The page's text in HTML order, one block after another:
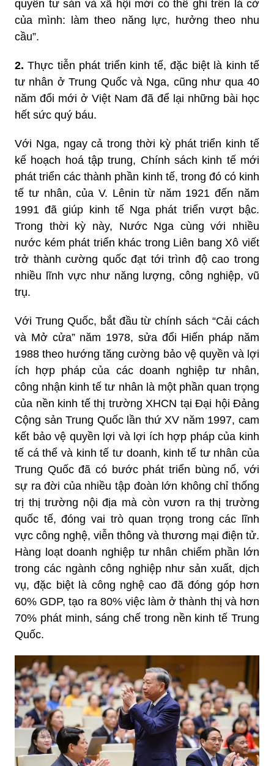
quyền tư sản và xã hội mới có thể ghi trên lá cờ
của mình: làm theo năng lực, hưởng theo nhu
cầu”.
2.Thực tiễn phát triển kinh tế, đặc biệt là kinh tế
tư nhân ở Trung Quốc và Nga, cũng như qua 40
năm đổi mới ở Việt Nam đã để lại những bài học
hết sức quý báu.
Với Nga, ngay cả trong thời kỳ phát triển kinh tế
kế hoạch hoá tập trung, Chính sách kinh tế mới
phát triển các thành phần kinh tế, trong đó có kinh
tế tư nhân, của V. Lênin từ năm 1921 đến năm
1991 đã giúp kinh tế Nga phát triển vượt bậc.
Trong thời kỳ này, Nước Nga cùng với nhiều
nước kém phát triển khác trong Liên bang Xô viết
trở thành cường quốc đạt tới trình độ cao trong
nhiều lĩnh vực như năng lượng, công nghiệp, vũ
trụ.
Với Trung Quốc, bắt đầu từ chính sách “Cải cách
và Mở cửa” năm 1978, sửa đổi Hiến pháp năm
1988 theo hướng tăng cường bảo vệ quyền và lợi
ích hợp pháp của các doanh nghiệp tư nhân,
công nhận kinh tế tư nhân là một phần quan trọng
của nền kinh tế thị trường XHCN tại Đại hội Đảng
Cộng sản Trung Quốc lần thứ XV năm 1997, cam
kết bảo vệ quyền lợi và lợi ích hợp pháp của kinh
tế cá thể và kinh tế tư doanh, kinh tế tư nhân của
Trung Quốc đã có bước phát triển bùng nổ, với
sự ra đời của nhiều tập đoàn lớn không chỉ thống
trị thị trường nội địa mà còn vươn ra thị trường
quốc tế, đóng vai trò quan trọng trong các lĩnh
vực công nghệ, viễn thông và thương mại điện tử.
Hàng loạt doanh nghiệp tư nhân chiếm phần lớn
trong các ngành công nghiệp như sản xuất, dịch
vụ, đặc biệt là công nghệ cao đã đóng góp hơn
60% GDP, tạo ra 80% việc làm ở thành thị và hơn
70% phát minh, sáng chế trong nền kinh tế Trung
Quốc.